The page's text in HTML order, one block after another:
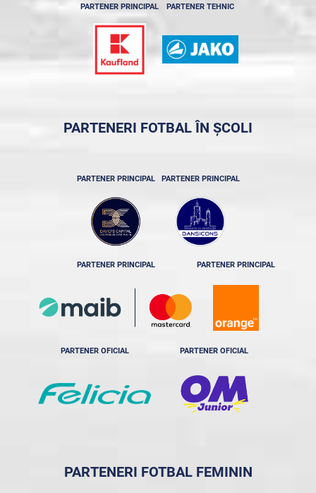
PARTENER PRINCIPAL PARTENER TEHNIC
PARTENERI FOTBAL ÎN ȘCOLI
PARTENER PRINCIPAL PARTENER PRINCIPAL
PARTENER PRINCIPAL PARTENER PRINCIPAL
PARTENER OFICIAL PARTENER OFICIAL
PARTENERI FOTBAL FEMININ